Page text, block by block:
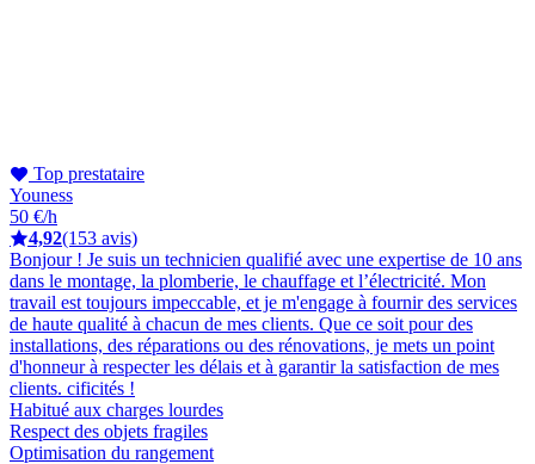
Top prestataire
Youness
50 €/h
4,92(153 avis)
Bonjour ! Je suis un technicien qualifié avec une expertise de 10 ans
dans le montage, la plomberie, le chauffage et l’électricité. Mon
travail est toujours impeccable, et je m'engage à fournir des services
de haute qualité à chacun de mes clients. Que ce soit pour des
installations, des réparations ou des rénovations, je mets un point
d'honneur à respecter les délais et à garantir la satisfaction de mes
clients. cificités !
Habitué aux charges lourdes
Respect des objets fragiles
Optimisation du rangement